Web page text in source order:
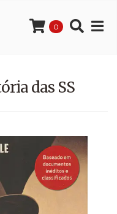
0
das SS